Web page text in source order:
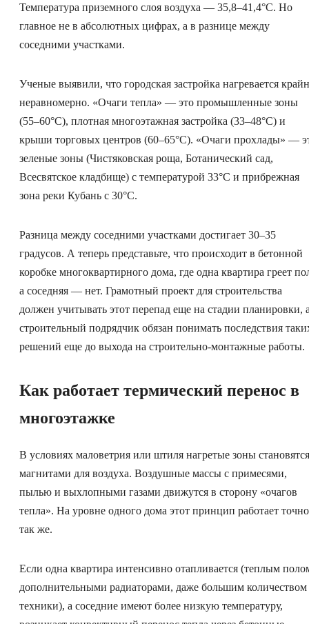
Температура приземного слоя воздуха — 35,8–41,4°C. Но
главное не в абсолютных цифрах, а в разнице между
соседними участками.
Ученые выявили, что городская застройка нагревается
неравномерно. «Очаги тепла» — это промышленные зоны
(55–60°C), плотная многоэтажная застройка (33–48°C) и
крыши торговых центров (60–65°C). «Очаги прохлады» —
зеленые зоны (Чистяковская роща, Ботанический сад,
Всесвятское кладбище) с температурой 33°C и прибрежная
зона реки Кубань с 30°C.
Разница между соседними участками достигает 30–35
градусов. А теперь представьте, что происходит в бетонной
коробке многоквартирного дома, где одна квартира греет
а соседняя — нет. Грамотный проект для строительства
должен учитывать этот перепад еще на стадии планировки,
строительный подрядчик обязан понимать последствия
решений еще до выхода на строительно-монтажные работы.
Как работает термический перенос в
многоэтажке
В условиях маловетрия или штиля нагретые зоны становятся
магнитами для воздуха. Воздушные массы с примесями,
пылью и выхлопными газами движутся в сторону «очагов
тепла». На уровне одного дома этот принцип работает точно
так же.
Если одна квартира интенсивно отапливается (теплым
дополнительными радиаторами, даже большим количеством
техники), а соседние имеют более низкую температуру,